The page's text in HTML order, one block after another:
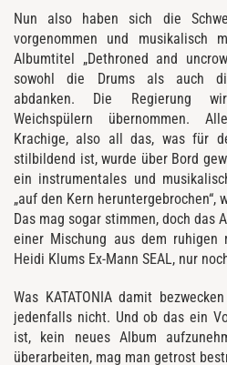
Nun also haben sich die
vorgenommen und musikalisch
Albumtitel „Dethroned and
sowohl die Drums als auch
abdanken. Die Regierung
Weichspülern übernommen.
Krachige, also all das, was für
stilbildend ist, wurde über Bord
ein instrumentales und
„auf den Kern
Das mag sogar stimmen, doch das
einer Mischung aus dem ruhigen
Heidi Klums Ex-Mann SEAL, nur
Was KATATONIA damit
jedenfalls nicht. Und ob das ein
ist, kein neues Album
überarbeiten, mag man getrost